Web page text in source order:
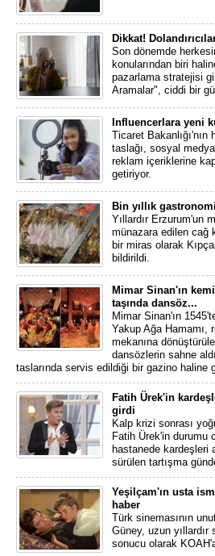
Dikkat!
Son dönemde
konularından biri
pazarlama stratejisi
Aramalar", ciddi bir
Influencerlara yeni
Ticaret Bakanlığı'nın
taslağı, sosyal medya
reklam içeriklerine
getiriyor.
Bin yıllık
Yıllardır Erzurum'un
münazara edilen cağ
bir miras olarak
bildirildi.
Mimar Sinan'ın
taşında dansöz...
Mimar Sinan'ın
Yakup Ağa Hamamı,
mekanına
dansözlerin sahne
taslarında servis edildiği bir gazino haline
Fatih Ürek'in
girdi
Kalp krizi sonrası
Fatih Ürek'in durumu
hastanede kardeşleri
sürülen tartışma
Yeşilçam'ın usta
haber
Türk sinemasının
Güney, uzun yıllardır
sonucu olarak